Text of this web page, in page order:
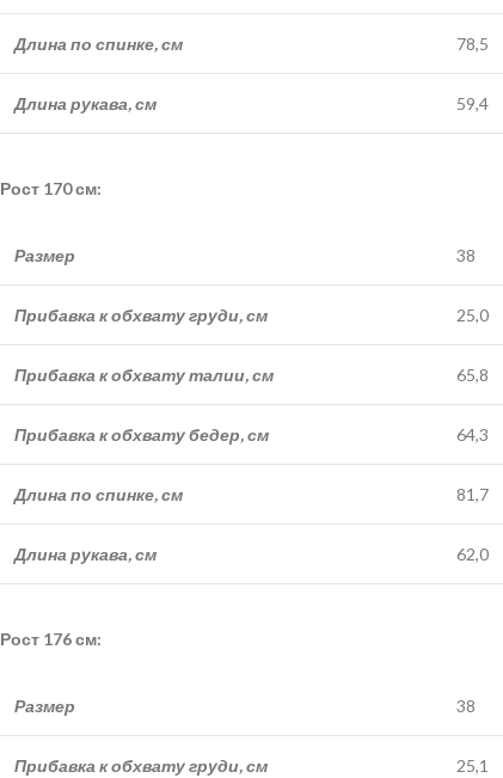
Длина по спинке, см 78,5
Длина рукава, см 59,4
Рост 170 см:
Размер 38
Прибавка к обхвату груди, см 25,0
Прибавка к обхвату талии, см 65,8
Прибавка к обхвату бедер, см 64,3
Длина по спинке, см 81,7
Длина рукава, см 62,0
Рост 176 см:
Размер 38
Прибавка к обхвату груди, см 25,1